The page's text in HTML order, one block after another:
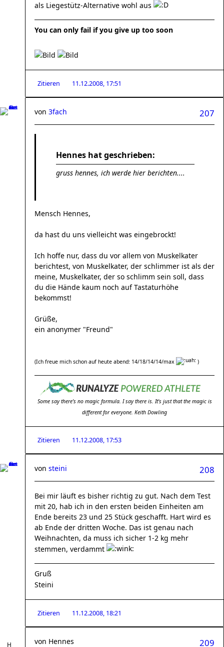
als Liegestütz-Alternative wohl aus
You can only fail if you give up too soon
Zitieren 11.12.2008, 17:51
207
von 3fach
Hennes hat geschrieben:
gruss hennes, ich werde hier berichten....
Mensch Hennes,
da hast du uns vielleicht was eingebrockt!
Ich hoffe nur, dass du vor allem von Muskelkater
berichtest, von Muskelkater, der schlimmer ist als der
meine, Muskelkater, der so schlimm sein soll, dass
du die Hände kaum noch auf Tastaturhöhe
bekommst!
Grüße,
ein anonymer "Freund"
(Ich freue mich schon auf heute abend: 14/18/14/14/max )
Some say there's no magic formula. I say there is. It's just that the magic is
different for everyone. Keith Dowling
Zitieren 11.12.2008, 17:53
208
von steini
Bei mir läuft es bisher richtig zu gut. Nach dem Test
mit 20, hab ich in den ersten beiden Einheiten am
Ende bereits 23 und 25 Stück geschafft. Hart wird es
ab Ende der dritten Woche. Das ist genau nach
Weihnachten, da muss ich sicher 1-2 kg mehr
stemmen, verdammt
Gruß
Steini
Zitieren 11.12.2008, 18:21
209
von Hennes